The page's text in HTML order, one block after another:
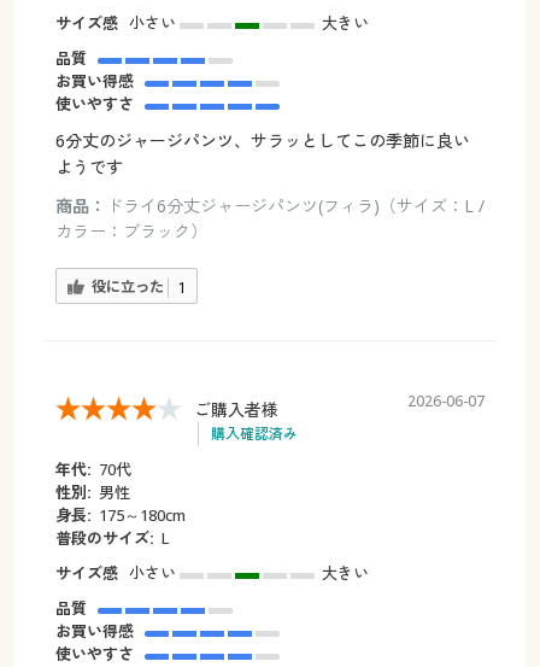
サイズ感 小さい
大きい
品質
お買い得感
使いやすさ
6分丈のジャージパンツ、サラッとしてこの季節に良い
ようです
商品：
ドライ6分丈ジャージパンツ(フィラ)（サイズ：L /
カラー：ブラック）
役に立った 1
ご購入者様
購入確認済み
2026-06-07
年代: 70代
性別: 男性
身長: 175～180cm
普段のサイズ: L
サイズ感 小さい
大きい
品質
お買い得感
使いやすさ